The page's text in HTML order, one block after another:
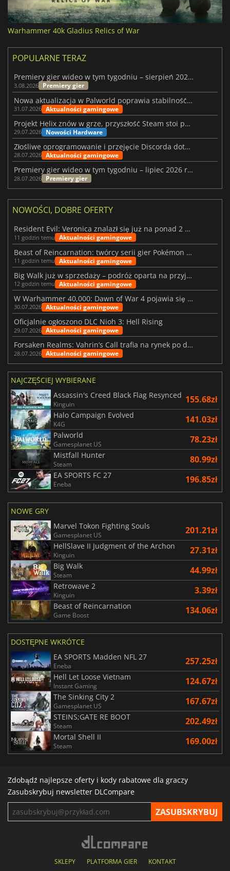
Warhammer 40k Gladius Relics of War
POPULARNE TERAZ
Premiery gier wideo w tym tygodniu – sierpień 2026 r. (32. tydzień)
3.08.2026 Premiery gier
Nowa aktualizacja w Palworld poprawia stabilność Sunreach i walk z bossami
31.07.2026 Aktualności gamingowe
Projekt Helix znów w grze, przyszłość Steam stoi pod znakiem zapytania
29.07.2026 Nowości Hardware
Złośliwe oprogramowanie i przejęcie Discorda dotknęły Meccha Chameleon
28.07.2026 Aktualności gamingowe
Premiery gier wideo w tym tygodniu – lipiec 2026 r. (tydzień 31)
28.07.2026 Premiery gier
NOWOŚCI, DOBRE OFERTY
Resident Evil: Veronica znalazł się już na ponad 2 milionach list życzeń
11 godzin temu Aktualności gamingowe
Beast of Reincarnation: twórcy serii gier Pokémon wkraczają na nową ścieżkę
11 godzin temu Aktualności gamingowe
Big Walk już w sprzedaży – podróż oparta na przyjaźni
12 godzin temu Aktualności gamingowe
W Warhammer 40,000: Dawn of War 4 pojawia się frakcja Nekronów
30.07.2026 Aktualności gamingowe
Oficjalnie ogłoszono DLC Nioh 3: Hell Rising
29.07.2026 Aktualności gamingowe
Forsaken Realms: Vahrin’s Call trafia na rynek po dziesięciu latach prac
28.07.2026 Aktualności gamingowe
NAJCZĘŚCIEJ WYBIERANE
Assassin's Creed Black Flag Resynced
Kinguin 155.68zł
Halo Campaign Evolved
K4G 141.03zł
Palworld
Gamesplanet US 78.23zł
Mistfall Hunter
Steam 80.99zł
EA SPORTS FC 27
Eneba 196.85zł
NOWE GRY
Marvel Tokon Fighting Souls
Gamesplanet US 201.21zł
HellSlave II Judgment of the Archon
Kinguin 27.31zł
Big Walk
Steam 44.99zł
Retrowave 2
Kinguin 3.39zł
Beast of Reincarnation
Game Boost 134.06zł
DOSTĘPNE WKRÓTCE
EA SPORTS Madden NFL 27
Eneba 257.25zł
Hell Let Loose Vietnam
Instant Gaming 124.67zł
The Sinking City 2
Gamesplanet US 167.67zł
STEINS;GATE RE BOOT
Steam 202.49zł
Mortal Shell II
Steam 169.00zł
Zdobądź najlepsze oferty i kody rabatowe dla graczy
Zasubskrybuj newsletter DLCompare
SKLEPY PLATFORMA GIER KONTAKT